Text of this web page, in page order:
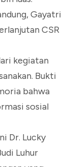
Gayatri
CSR
kegiatan
Bukti
bahwa
sosial
Dr. Lucky
Luhur